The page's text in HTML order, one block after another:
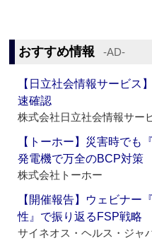
おすすめ情報 ‐AD‐
【日立社会情報サービス
速確認
株式会社日立社会情報サー
【トーホー】災害時で
発電機で万全のBCP対策
株式会社トーホー
【開催報告】ウェビナー
性』で振り返るFSP戦略
サイネオス・ヘルス・ジャ